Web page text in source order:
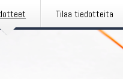
Tilaa tiedotteita